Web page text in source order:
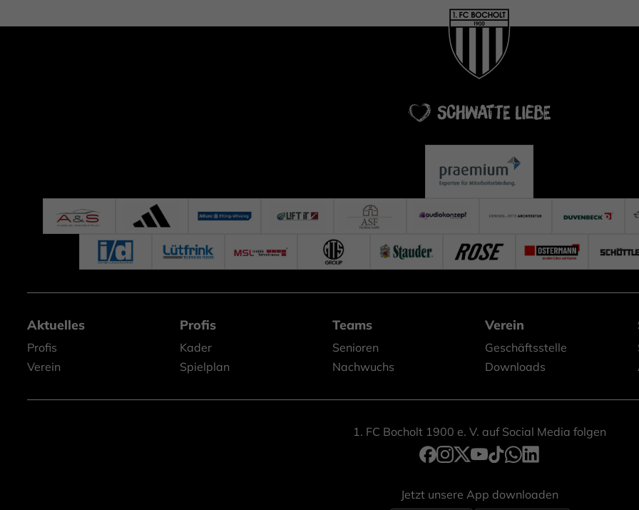
Aktuelles
Profis
Verein
Profis
Kader
Spielplan
Teams
Senioren
Nachwuchs
Verein
Geschäftsstelle
Downloads
1. FC Bocholt 1900 e. V. auf Social Media folgen
Jetzt unsere App downloaden